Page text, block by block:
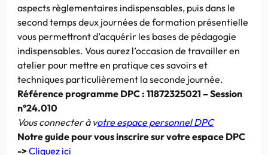
aspects règlementaires indispensables, puis dans le
second temps deux journées de formation présentielle
vous permettront d’acquérir les bases de pédagogie
indispensables. Vous aurez l’occasion de travailler en
atelier pour mettre en pratique ces savoirs et
techniques particulièrement la seconde journée.
Référence programme DPC : 11872325021 – Session
n°24.010
Vous connecter à votre espace personnel DPC
Notre guide pour vous inscrire sur votre espace DPC
->Cliquez ici